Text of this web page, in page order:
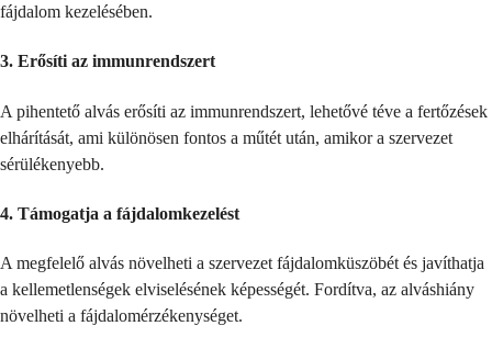
fájdalom kezelésében.
3. Erősíti az immunrendszert
A pihentető alvás erősíti az immunrendszert, lehetővé téve a fertőzések
elhárítását, ami különösen fontos a műtét után, amikor a szervezet
sérülékenyebb.
4. Támogatja a fájdalomkezelést
A megfelelő alvás növelheti a szervezet fájdalomküszöbét és javíthatja
a kellemetlenségek elviselésének képességét. Fordítva, az alváshiány
növelheti a fájdalomérzékenységet.